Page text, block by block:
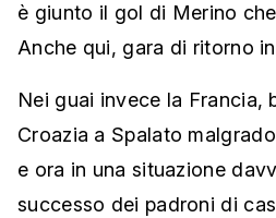
è giunto il gol di Merino
Anche qui, gara di ritorno
Nei guai invece la Francia,
Croazia a Spalato
e ora in una situazione
successo dei padroni di